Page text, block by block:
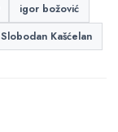
igor božović
Slobodan Kašćelan